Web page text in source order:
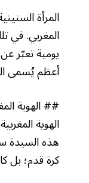
المرأة
المغربي. في
يومية تعبّر
أعظم يُسمى
## الهوية
الهوية
هذه السيدة
كرة قدم؛ بل